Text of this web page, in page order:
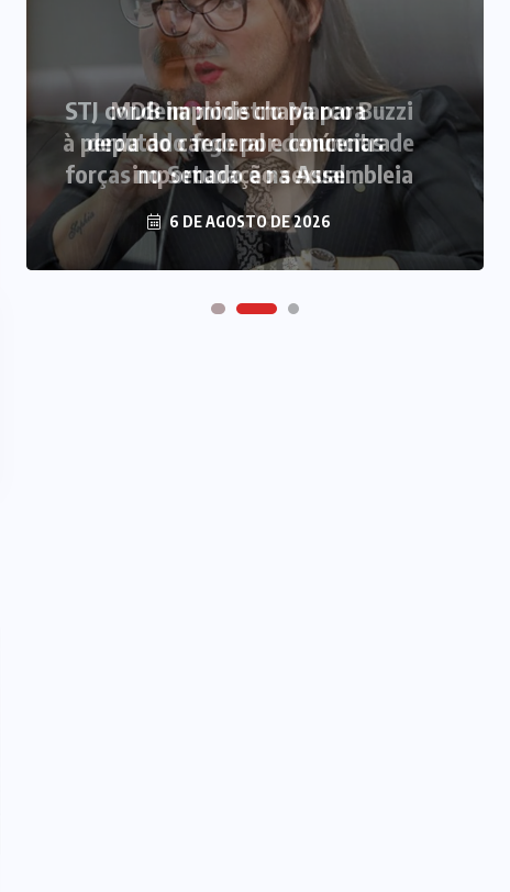
MDB implode chapa para
deputado federal e concentra
forças no Senado e na Assembleia
6 DE AGOSTO DE 2026